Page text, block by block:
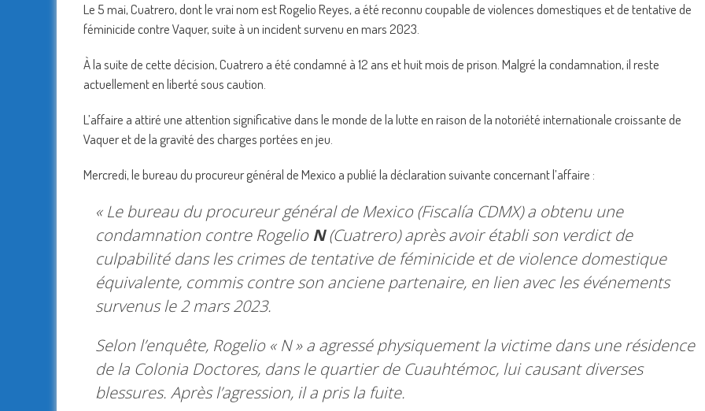
Le 5 mai, Cuatrero, dont le vrai nom est Rogelio Reyes, a été reconnu coupable de violences domestiques et de tentative de
féminicide contre Vaquer, suite à un incident survenu en mars 2023.
À la suite de cette décision, Cuatrero a été condamné à 12 ans et huit mois de prison. Malgré la condamnation, il reste
actuellement en liberté sous caution.
L’affaire a attiré une attention significative dans le monde de la lutte en raison de la notoriété internationale croissante de
Vaquer et de la gravité des charges portées en jeu.
Mercredi, le bureau du procureur général de Mexico a publié la déclaration suivante concernant l’affaire :
« Le bureau du procureur général de Mexico (Fiscalía CDMX) a obtenu une
condamnation contre Rogelio N(Cuatrero) après avoir établi son verdict de
culpabilité dans les crimes de tentative de féminicide et de violence domestique
équivalente, commis contre son anciene partenaire, en lien avec les événements
survenus le 2 mars 2023.
Selon l’enquête, Rogelio « N » a agressé physiquement la victime dans une résidence
de la Colonia Doctores, dans le quartier de Cuauhtémoc, lui causant diverses
blessures. Après l’agression, il a pris la fuite.